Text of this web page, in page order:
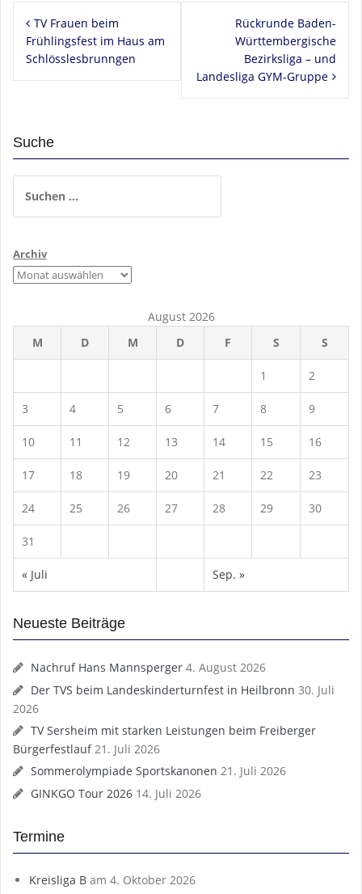
TV Frauen beim
Frühlingsfest im Haus am
Schlösslesbrunngen
Rückrunde Baden-
Württembergische
Bezirksliga – und
Landesliga GYM-Gruppe
Suche
nach:
Archiv
August 2026
M
D M D F S S
1 2
3 4 5 6 7 8 9
10 11 12 13 14 15 16
17 18 19 20 21 22 23
24 25 26 27 28 29 30
31
« Juli Sep. »
Neueste Beiträge
Nachruf Hans Mannsperger 4. August 2026
Der TVS beim Landeskinderturnfest in Heilbronn 30. Juli
2026
TV Sersheim mit starken Leistungen beim Freiberger
Bürgerfestlauf 21. Juli 2026
Sommerolympiade Sportskanonen 21. Juli 2026
GINKGO Tour 2026 14. Juli 2026
Termine
Kreisliga B am 4. Oktober 2026